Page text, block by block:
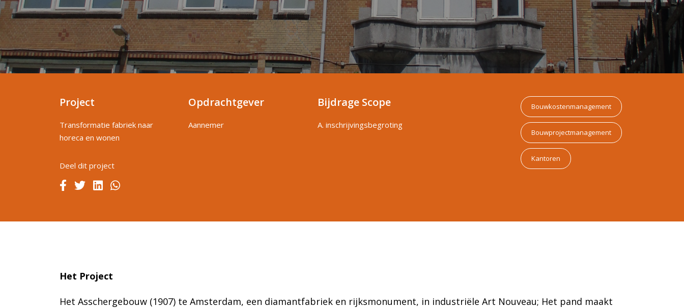
Project
Transformatie fabriek naar
horeca en wonen
Deel dit project
Opdrachtgever
Aannemer
Bijdrage Scope
A. inschrijvingsbegroting
Bouwkostenmanagement
Bouwprojectmanagement
Kantoren
Het Project
Het Asschergebouw (1907) te Amsterdam, een diamantfabriek en rijksmonument, in industriële Art Nouveau; Het pand maakt